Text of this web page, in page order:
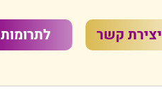
לתרומות יצירת קשר